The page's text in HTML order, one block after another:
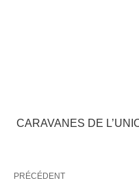
CARAVANES DE
PRÉCÉDENT